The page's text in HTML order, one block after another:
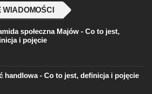
społeczna Majów - Co to jest,
i pojęcie
handlowa - Co to jest, definicja i pojęcie